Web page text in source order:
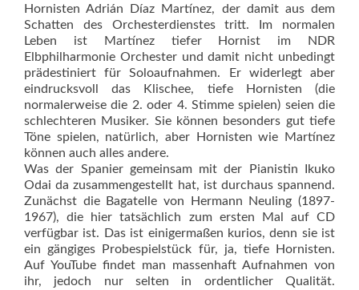
Hornisten Adrián Díaz Martínez, der damit aus dem
Schatten des Orchesterdienstes tritt. Im normalen
Leben ist Martínez tiefer Hornist im NDR
Elbphilharmonie Orchester und damit nicht unbedingt
prädestiniert für Soloaufnahmen. Er widerlegt aber
eindrucksvoll das Klischee, tiefe Hornisten (die
normalerweise die 2. oder 4. Stimme spielen) seien die
schlechteren Musiker. Sie können besonders gut tiefe
Töne spielen, natürlich, aber Hornisten wie Martínez
können auch alles andere.
Was der Spanier gemeinsam mit der Pianistin Ikuko
Odai da zusammengestellt hat, ist durchaus spannend.
Zunächst die Bagatelle von Hermann Neuling (1897-
1967), die hier tatsächlich zum ersten Mal auf CD
verfügbar ist. Das ist einigermaßen kurios, denn sie ist
ein gängiges Probespielstück für, ja, tiefe Hornisten.
Auf YouTube findet man massenhaft Aufnahmen von
ihr, je­doch nur selten in ordentlicher Qualität.